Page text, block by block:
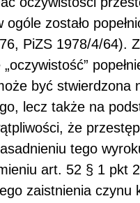
zostało
PiZS 1978/4/64).
być stwierdzona
lecz także na
że
tego
art. 52 § 1 pkt
zaistnienia czynu